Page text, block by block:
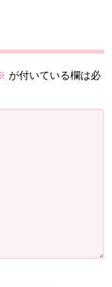
が付いている欄は必